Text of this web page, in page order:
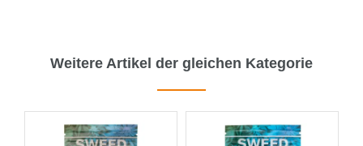
Weitere Artikel der gleichen Kategorie